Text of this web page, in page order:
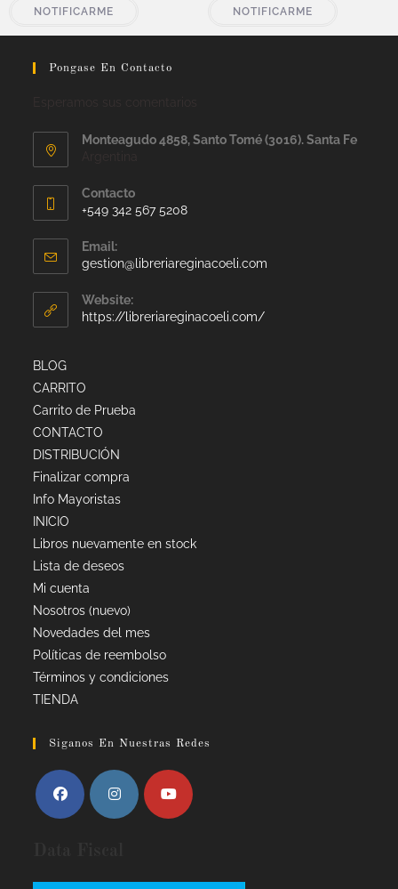
NOTIFICARME NOTIFICARME
Pongase En Contacto
Monteagudo 4858, Santo Tomé (3016). Santa Fe
Contacto
+549 342 567 5208
Email:
gestion@libreriareginacoeli.com
Website:
https://libreriareginacoeli.com/
BLOG
CARRITO
Carrito de Prueba
CONTACTO
DISTRIBUCIÓN
Finalizar compra
Info Mayoristas
INICIO
Libros nuevamente en stock
Lista de deseos
Mi cuenta
Nosotros (nuevo)
Novedades del mes
Políticas de reembolso
Términos y condiciones
TIENDA
Siganos En Nuestras Redes